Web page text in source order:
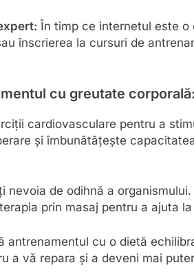
În timp ce internetul este
înscrierea la cursuri de
cu greutate corporală:
cardiovasculare pentru a
și îmbunătățește
nevoia de odihnă a
prin masaj pentru a ajuta
antrenamentul cu o dietă
a vă repara și a deveni mai